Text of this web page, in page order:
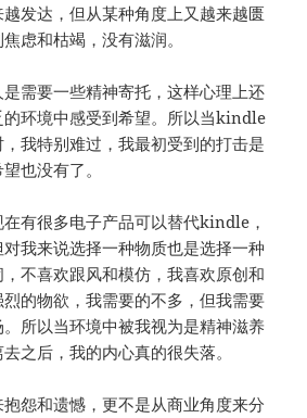
发达，但从某种角度上又越来越匮
虑和枯竭，没有滋润。
需要一些精神寄托，这样心理上还
的环境中感受到希望。所以当kindle
我特别难过，我最初受到的打击是
也没有了。
有很多电子产品可以替代kindle，
我来说选择一种物质也是选择一种
不喜欢跟风和模仿，我喜欢原创和
的物欲，我需要的不多，但我需要
所以当环境中被我视为是精神滋养
之后，我的内心真的很失落。
怨和遗憾，更不是从商业角度来分